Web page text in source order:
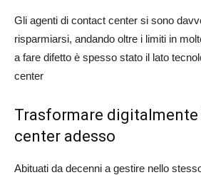
Gli agenti di contact center si sono
risparmiarsi, andando oltre i limiti in
a fare difetto è spesso stato il lato
center
Trasformare
center adesso
Abituati da decenni a gestire nello